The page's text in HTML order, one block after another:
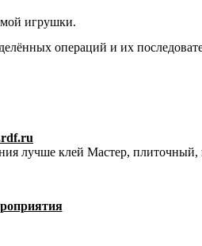
игрушки.
операций и их
лучше клей Мастер,